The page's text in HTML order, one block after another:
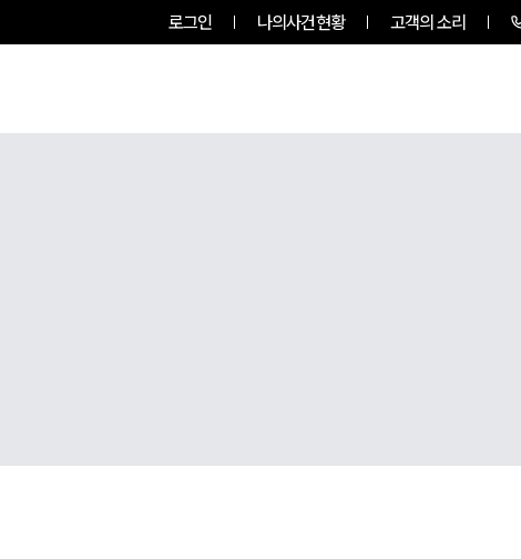
로그인 나의사건현황 고객의 소리